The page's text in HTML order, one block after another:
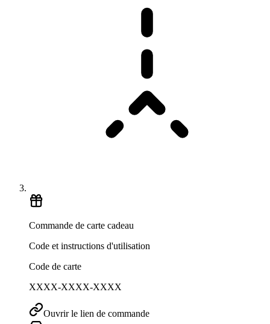
Commande de carte cadeau
Code et instructions d'utilisation
Code de carte
XXXX-XXXX-XXXX
Ouvrir le lien de commande